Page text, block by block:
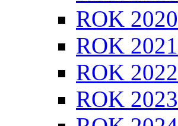
ROK 2020
ROK 2021
ROK 2022
ROK 2023